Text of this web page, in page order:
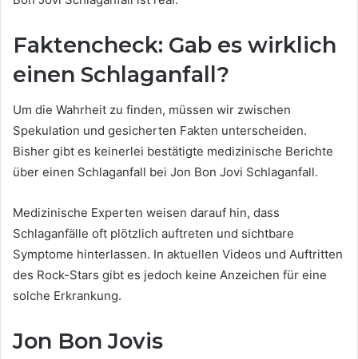
Faktencheck: Gab es wirklich
einen Schlaganfall?
Um die Wahrheit zu finden, müssen wir zwischen
Spekulation und gesicherten Fakten unterscheiden.
Bisher gibt es keinerlei bestätigte medizinische Berichte
über einen Schlaganfall bei Jon Bon Jovi Schlaganfall.
Medizinische Experten weisen darauf hin, dass
Schlaganfälle oft plötzlich auftreten und sichtbare
Symptome hinterlassen. In aktuellen Videos und Auftritten
des Rock-Stars gibt es jedoch keine Anzeichen für eine
solche Erkrankung.
Jon Bon Jovis